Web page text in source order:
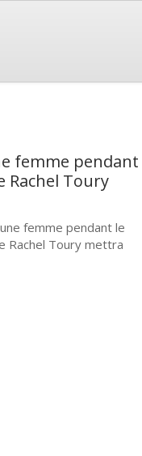
femme pendant
Rachel Toury
femme pendant le
Rachel Toury mettra